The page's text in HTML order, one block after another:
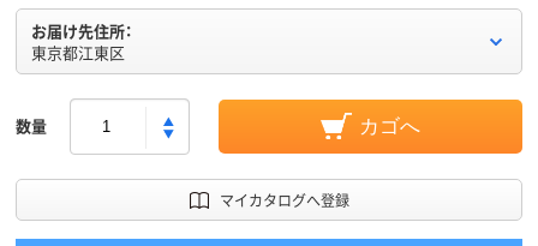
お届け先住所：
東京都江東区
数量 カゴへ
マイカタログへ登録